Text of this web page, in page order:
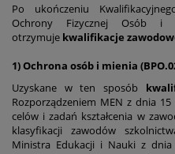
Po ukończeniu
Ochrony Fizycznej Osób i
otrzymuje kwalifikacje
1) Ochrona osób i mienia
Uzyskane w ten sposób
Rozporządzeniem MEN z dnia
celów i zadań kształcenia w
klasyfikacji zawodów
Ministra Edukacji i Nauki z